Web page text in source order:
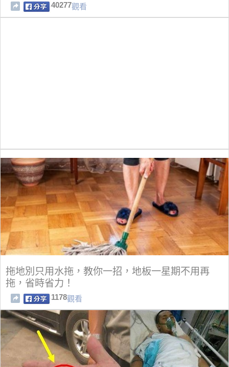
40277觀看
拖地別只用水拖，教你一招，地板一星期不用再
拖，省時省力！
1178觀看